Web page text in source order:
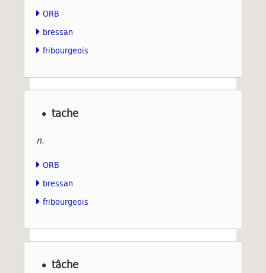
ORB
bressan
fribourgeois
tache
n.
ORB
bressan
fribourgeois
tâche